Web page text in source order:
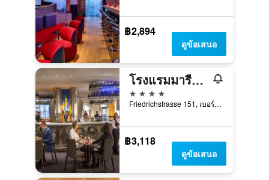
฿2,894
ดูข้อเสนอ
โรงแรมมารีทิม โปรอาร์ต เบอร์ลิน
4 ดาว
Friedrichstrasse 151, เบอร์ลิน, เยอรมนี
฿3,118
ดูข้อเสนอ